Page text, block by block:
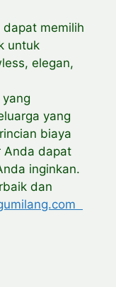
memilih
untuk
elegan,
yang
biaya
Anda dapat
inginkan.
dan